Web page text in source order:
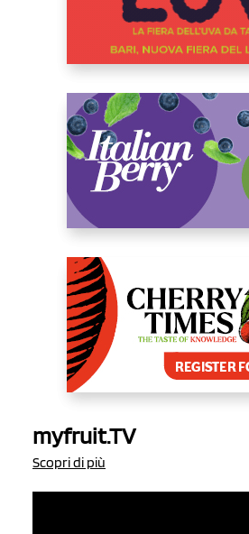
myfruit.TV
Scopri di più